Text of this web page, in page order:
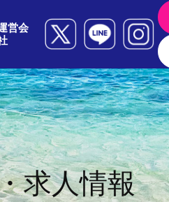
営会
求人情報